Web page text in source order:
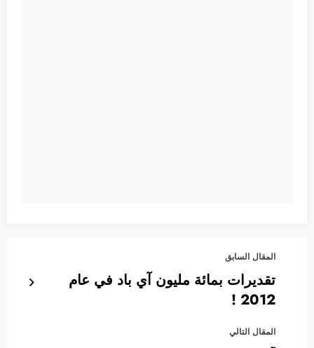
المقال السابق
تقديرات بمائة مليون آي باد في عام
2012 !
المقال التالي